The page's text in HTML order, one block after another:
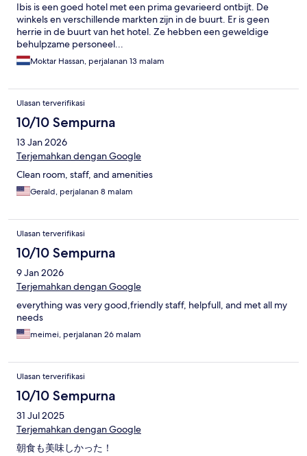
Ibis is een goed hotel met een prima gevarieerd ontbijt. De
winkels en verschillende markten zijn in de buurt. Er is geen
herrie in de buurt van het hotel. Ze hebben een geweldige
behulpzame personeel...
Moktar Hassan, perjalanan 13 malam
Ulasan terverifikasi
10/10 Sempurna
13 Jan 2026
Terjemahkan dengan Google
Clean room, staff, and amenities
Gerald, perjalanan 8 malam
Ulasan terverifikasi
10/10 Sempurna
9 Jan 2026
Terjemahkan dengan Google
everything was very good,friendly staff, helpfull, and met all my
needs
meimei, perjalanan 26 malam
Ulasan terverifikasi
10/10 Sempurna
31 Jul 2025
Terjemahkan dengan Google
朝食も美味しかった！